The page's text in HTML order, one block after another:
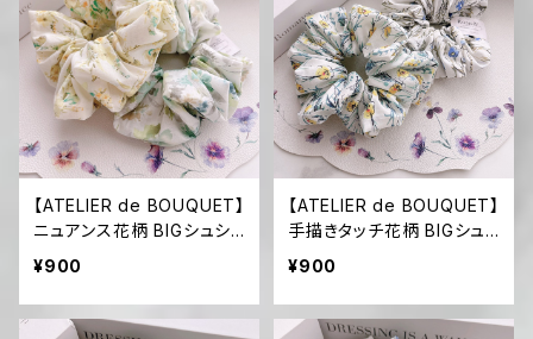
【ATELIER de BOUQUET】
ニュアンス花柄 BIGシュシ
ュ(イエロー/ブルーグリー
¥900
【ATELIER de BOUQUET】
手描きタッチ花柄 BIGシュ
シュ(イエロー/ブルー)
¥900